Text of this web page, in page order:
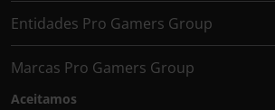
Entidades Pro Gamers Group
Marcas Pro Gamers Group
Aceitamos